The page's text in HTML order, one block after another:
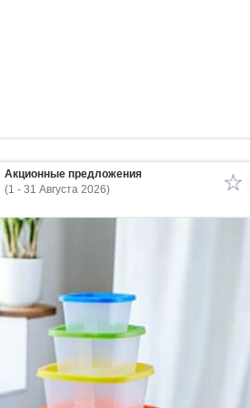
Акционные предложения
(1 - 31 Августа 2026)